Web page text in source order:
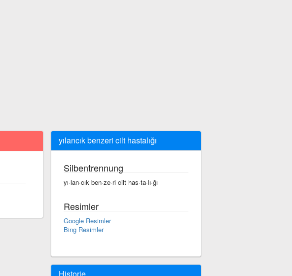
yılancık benzeri cilt hastalığı
Silbentrennung
yı·lan·cık ben·ze·ri cilt has·ta·lı·ğı
Resimler
Google Resimler
Bing Resimler
Historie